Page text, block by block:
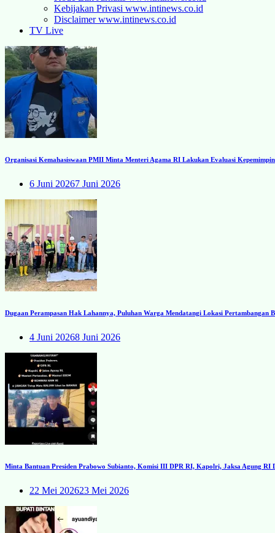
Kebijakan Privasi www.intinews.co.id
Disclaimer www.intinews.co.id
TV Live
Organisasi Kemahasiswaan PMII Minta Menteri Agama RI Lakukan Evaluasi
6 Juni 20267 Juni 2026
Dugaan Perampasan Hak Lahannya, Puluhan Warga Mendatangi Lokasi Pertambangan
4 Juni 20268 Juni 2026
Minta Bantuan Presiden Prabowo Subianto, Komisi III DPR RI, Kapolri, Jaksa Agung
22 Mei 202623 Mei 2026